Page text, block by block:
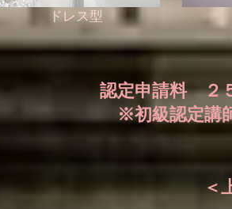
​ドレス型
認定申請料 ２
※初級認定講
＜